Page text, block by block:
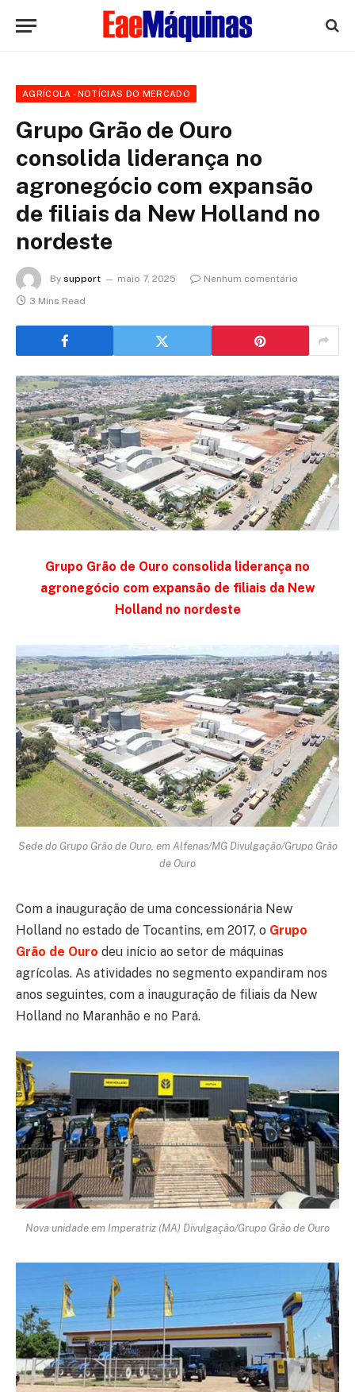
AGRÍCOLA - NOTÍCIAS DO MERCADO
Grupo Grão de Ouro
consolida liderança no
agronegócio com expansão
de filiais da New Holland no
nordeste
By support maio 7, 2025
Nenhum comentário
3 Mins Read
Grupo Grão de Ouro consolida liderança no
agronegócio com expansão de filiais da New
Holland no nordeste
Sede do Grupo Grão de Ouro, em Alfenas/MG Divulgação/Grupo Grão
de Ouro
Com a inauguração de uma concessionária New
Holland no estado de Tocantins, em 2017, o Grupo
Grão de Ouro deu início ao setor de máquinas
agrícolas. As atividades no segmento expandiram nos
anos seguintes, com a inauguração de filiais da New
Holland no Maranhão e no Pará.
Nova unidade em Imperatriz (MA) Divulgação/Grupo Grão de Ouro